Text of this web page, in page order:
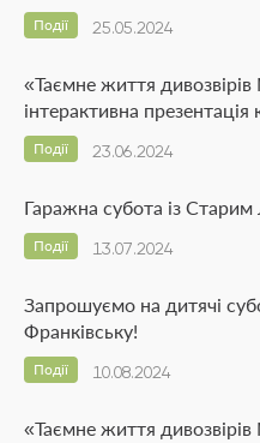
25.05.2024
Події
«Таємне життя
інтерактивна
23.06.2024
Події
Гаражна субота із
13.07.2024
Події
Запрошуємо на дитячі
Франківську!
10.08.2024
Події
«Таємне життя